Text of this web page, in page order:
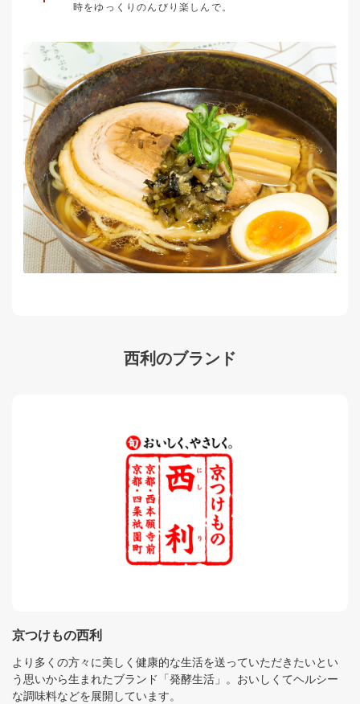
時をゆっくりのんびり楽しんで。
西利のブランド
京つけもの西利
より多くの方々に美しく健康的な生活を送っていただきたいとい
う思いから生まれたブランド「発酵生活」。おいしくてヘルシー
な調味料などを展開しています。